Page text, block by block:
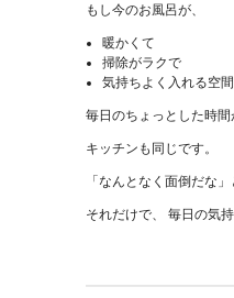
もし今のお風呂が、
暖かくて
掃除がラクで
気持ちよく入れる空
毎日のちょっとした時間
キッチンも同じです。
「なんとなく面倒だな
それだけで、 毎日の気